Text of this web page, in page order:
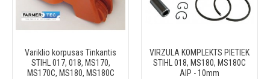
Variklio korpusas Tinkantis
STIHL 017, 018, MS170,
MS170C, MS180, MS180C
VIRZULA KOMPLEKTS PIETIEK
STIHL 018, MS180, MS180C
AIP - 10mm